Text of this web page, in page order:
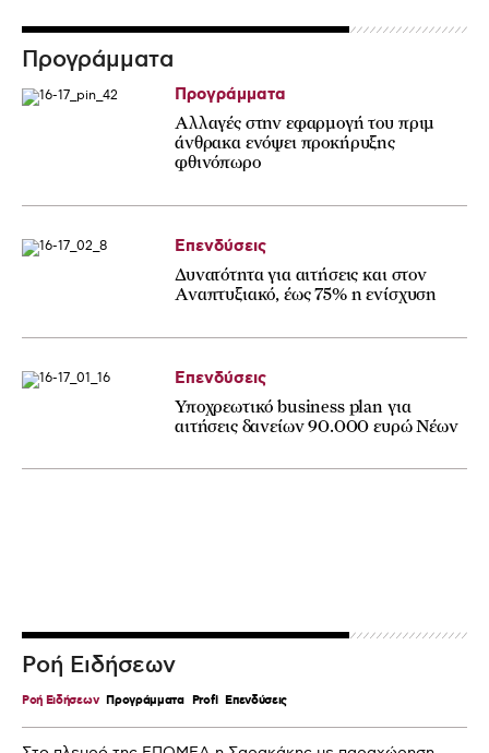
Προγράμματα
Αλλαγές στην εφαρμογή του πριμ
άνθρακα ενόψει προκήρυξης
φθινόπωρο
Προγράμματα
Δυνατότητα για αιτήσεις και στον
Αναπτυξιακό, έως 75% η ενίσχυση
Επενδύσεις
Υποχρεωτικό business plan για
αιτήσεις δανείων 90.000 ευρώ Νέων
Επενδύσεις
Ροή Ειδήσεων
Ροή Ειδήσεων Προγράμματα Profi Επενδύσεις